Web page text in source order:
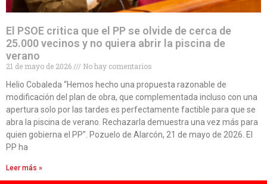
El PSOE critica que el PP se olvide de cerca de
25.000 vecinos y no quiera abrir la piscina de
verano
21 de mayo de 2026
No hay comentarios
Helio Cobaleda “Hemos hecho una propuesta razonable de
modificación del plan de obra, que complementada incluso con una
apertura solo por las tardes es perfectamente factible para que se
abra la piscina de verano. Rechazarla demuestra una vez más para
quien gobierna el PP”. Pozuelo de Alarcón, 21 de mayo de 2026. El
PP ha
Leer más »